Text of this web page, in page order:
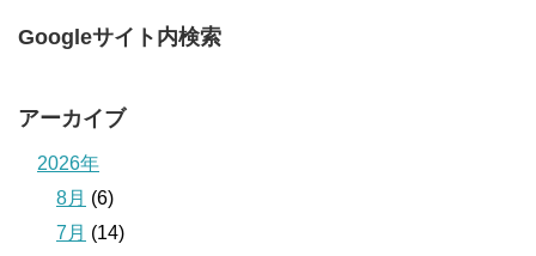
Googleサイト内検索
アーカイブ
2026年
8月 (6)
7月 (14)